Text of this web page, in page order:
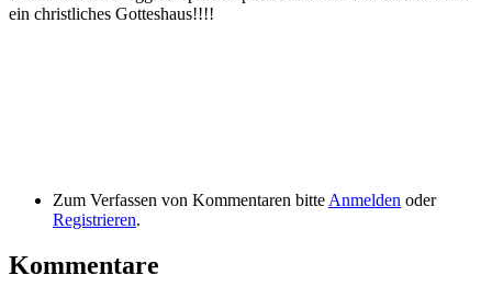
ein christliches Gotteshaus!!!!
Zum Verfassen von Kommentaren bitte Anmelden oder
Registrieren.
Kommentare